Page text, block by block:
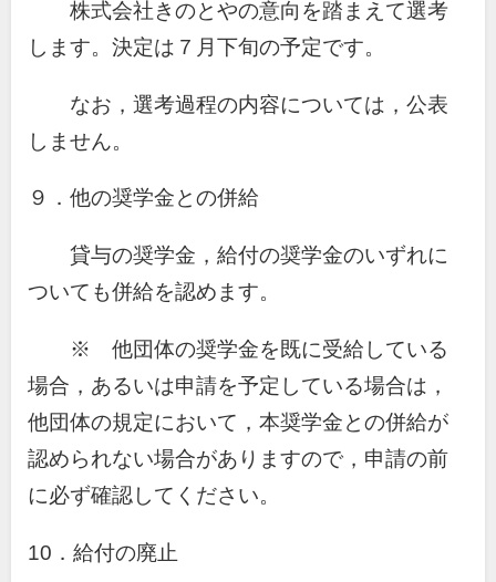
株式会社きのとやの意向を踏まえて選考
します。決定は７月下旬の予定です。
なお，選考過程の内容については，公表
しません。
９．他の奨学金との併給
貸与の奨学金，給付の奨学金のいずれに
ついても併給を認めます。
※ 他団体の奨学金を既に受給している
場合，あるいは申請を予定している場合は，
他団体の規定において，本奨学金との併給が
認められない場合がありますので，申請の前
に必ず確認してください。
10．給付の廃止